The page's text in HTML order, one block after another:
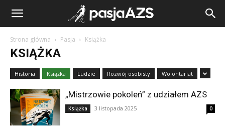
Strona główna Pasja Książka
KSIĄŻKA
Historia Książka Ludzie Rozwój osobisty Wolontariat
„Mistrzowie pokoleń” z udziałem AZS
Książka 3 listopada 2025 0